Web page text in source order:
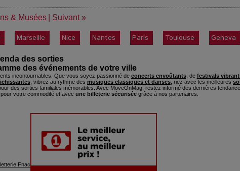
& Musées Suivant »
Marseille Nice Nantes Paris Toulouse Geneva
des sorties
des événements de votre ville
incontournables. Que vous soyez passionné de concerts envoûtants, de festivals
, vibrez au rythme des musiques classiques et danses , riez avec les meilleures
des sorties familiales mémorables. Avec MoveOnMag, restez informé des dernières
votre commodité et avec une billeterie sécurisée grâce à nos partenaires.